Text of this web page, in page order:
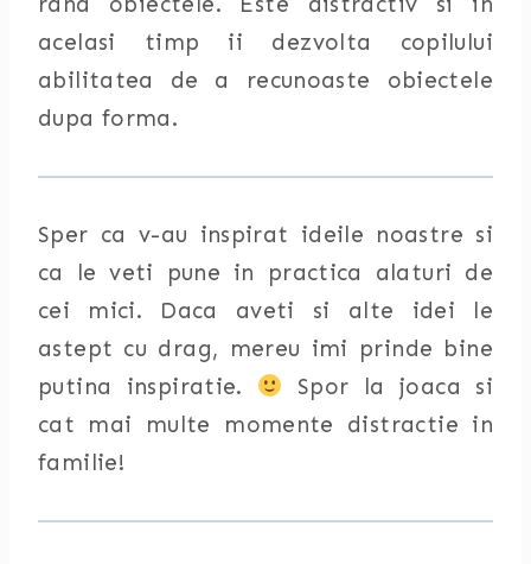
acelasi timp ii dezvolta copilului
abilitatea de a recunoaste obiectele
dupa forma.
Sper ca v-au inspirat ideile noastre si
ca le veti pune in practica alaturi de
cei mici. Daca aveti si alte idei le
astept cu drag, mereu imi prinde bine
putina inspiratie.
Spor la joaca si
cat mai multe momente distractie in
familie!